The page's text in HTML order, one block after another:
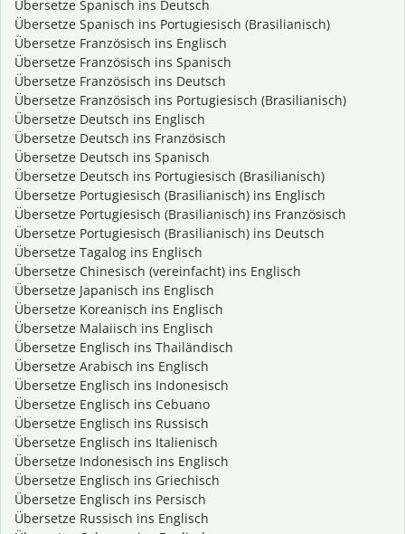
Übersetze Spanisch ins Deutsch
Übersetze Spanisch ins Portugiesisch (Brasilianisch)
Übersetze Französisch ins Englisch
Übersetze Französisch ins Spanisch
Übersetze Französisch ins Deutsch
Übersetze Französisch ins Portugiesisch (Brasilianisch)
Übersetze Deutsch ins Englisch
Übersetze Deutsch ins Französisch
Übersetze Deutsch ins Spanisch
Übersetze Deutsch ins Portugiesisch (Brasilianisch)
Übersetze Portugiesisch (Brasilianisch) ins Englisch
Übersetze Portugiesisch (Brasilianisch) ins Französisch
Übersetze Portugiesisch (Brasilianisch) ins Deutsch
Übersetze Tagalog ins Englisch
Übersetze Chinesisch (vereinfacht) ins Englisch
Übersetze Japanisch ins Englisch
Übersetze Koreanisch ins Englisch
Übersetze Malaiisch ins Englisch
Übersetze Englisch ins Thailändisch
Übersetze Arabisch ins Englisch
Übersetze Englisch ins Indonesisch
Übersetze Englisch ins Cebuano
Übersetze Englisch ins Russisch
Übersetze Englisch ins Italienisch
Übersetze Indonesisch ins Englisch
Übersetze Englisch ins Griechisch
Übersetze Englisch ins Persisch
Übersetze Russisch ins Englisch